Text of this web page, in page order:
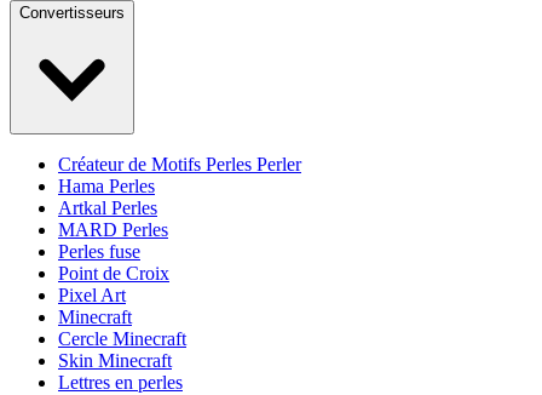
Convertisseurs
Créateur de Motifs Perles Perler
Hama Perles
Artkal Perles
MARD Perles
Perles fuse
Point de Croix
Pixel Art
Minecraft
Cercle Minecraft
Skin Minecraft
Lettres en perles